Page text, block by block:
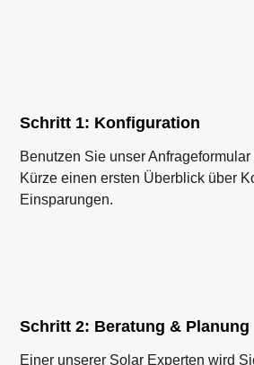
Schritt 1: Konfiguration
Benutzen Sie unser
Kürze einen ersten Überblick über
Einsparungen.
Schritt 2: Beratung & Planung
Einer unserer Solar Experten wird